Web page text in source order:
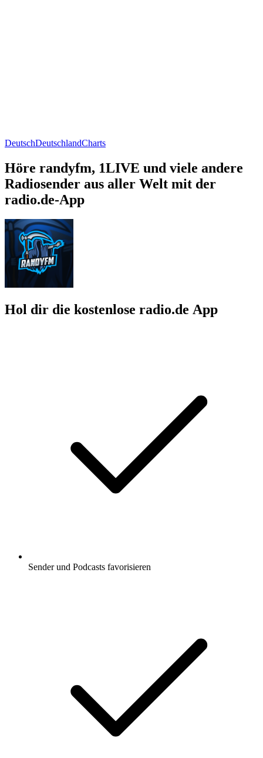
DeutschDeutschlandCharts
Höre randyfm, 1LIVE und viele andere
Radiosender aus aller Welt mit der
radio.de-App
Hol dir die kostenlose radio.de App
Sender und Podcasts favorisieren